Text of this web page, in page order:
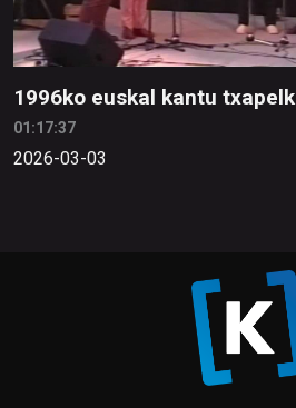
1996ko euskal kantu
01:17:37
2026-03-03